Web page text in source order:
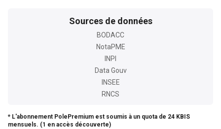
Sources de données
BODACC
NotaPME
INPI
Data Gouv
INSEE
RNCS
* L'abonnement PolePremium est soumis à un quota de 24 KBIS
mensuels. (1 en accès découverte)